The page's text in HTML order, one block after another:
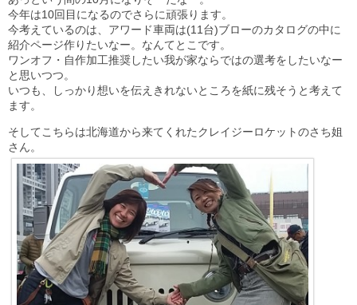
今年は10回目になるのでさらに頑張ります。
今考えているのは、アワード車両は(11台)ブローのカタログの中に
紹介ページ作りたいなー。なんてとこです。
ワンオフ・自作加工推奨したい我が家ならではの選考をしたいなー
と思いつつ。
いつも、しっかり想いを伝えきれないところを紙に残そうと考えて
ます。
そしてこちらは北海道から来てくれたクレイジーロケットのさち姐
さん。